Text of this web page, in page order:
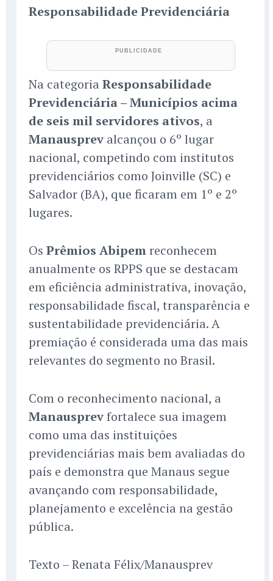
Responsabilidade Previdenciária
Na categoria Responsabilidade
Previdenciária – Municípios acima
de seis mil servidores ativos, a
Manausprev alcançou o 6º lugar
nacional, competindo com institutos
previdenciários como Joinville (SC) e
Salvador (BA), que ficaram em 1º e 2º
lugares.
Os Prêmios Abipemreconhecem
anualmente os RPPS que se destacam
em eficiência administrativa, inovação,
responsabilidade fiscal, transparência e
sustentabilidade previdenciária. A
premiação é considerada uma das mais
relevantes do segmento no Brasil.
Com o reconhecimento nacional, a
Manausprevfortalece sua imagem
como uma das instituições
previdenciárias mais bem avaliadas do
país e demonstra que Manaus segue
avançando com responsabilidade,
planejamento e excelência na gestão
pública.
Texto – Renata Félix/Manausprev